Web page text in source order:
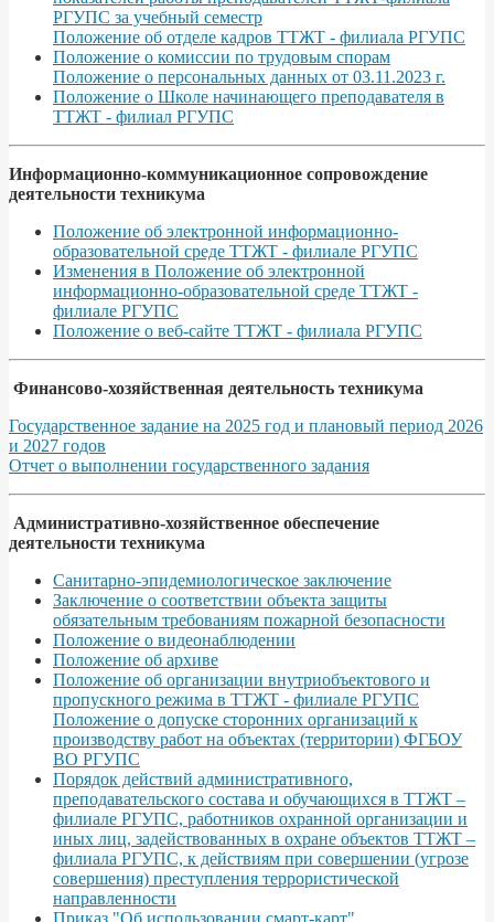
РГУПС за учебный семестр
Положение об отделе кадров ТТЖТ - филиала РГУПС
Положение о комиссии по трудовым спорам
Положение о персональных данных от 03.11.2023 г.
Положение о Школе начинающего преподавателя в
ТТЖТ - филиал РГУПС
Информационно-коммуникационное сопровождение
деятельности техникума
Положение об электронной информационно-
образовательной среде ТТЖТ - филиале РГУПС
Изменения в Положение об электронной
информационно-образовательной среде ТТЖТ -
филиале РГУПС
Положение о веб-сайте ТТЖТ - филиала РГУПС
Финансово-хозяйственная деятельность техникума
Государственное задание на 2025 год и плановый период 2026
и 2027 годов
Отчет о выполнении государственного задания
Административно-хозяйственное обеспечение
деятельности техникума
Санитарно-эпидемиологическое заключение
Заключение о соответствии объекта защиты
обязательным требованиям пожарной безопасности
Положение о видеонаблюдении
Положение об архиве
Положение об организации внутриобъектового и
пропускного режима в ТТЖТ - филиале РГУПС
Положение о допуске сторонних организаций к
производству работ на объектах (территории) ФГБОУ
ВО РГУПС
Порядок действий административного,
преподавательского состава и обучающихся в ТТЖТ –
филиале РГУПС, работников охранной организации и
иных лиц, задействованных в охране объектов ТТЖТ –
филиала РГУПС, к действиям при совершении (угрозе
совершения) преступления террористической
направленности
Приказ "Об использовании смарт-карт"